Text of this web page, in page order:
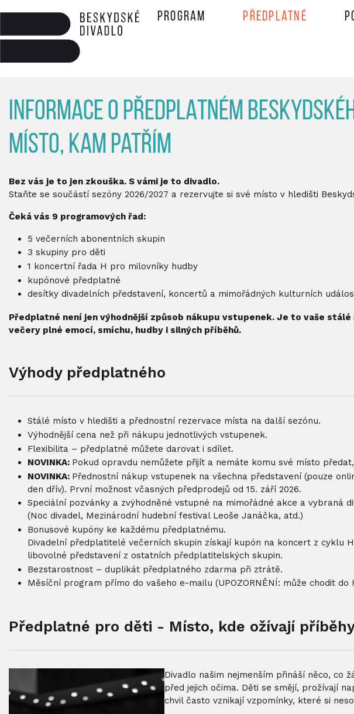
Program Předplatné
INFORMACE O PŘEDPLATNÉM
místo, kam patřím
Bez vás je to jen zkouška. S vámi je to divadlo.
Staňte se součástí sezóny 2026/2027 a rezervujte si své místo v hledišti
Čeká vás 9 programových řad:
5 večerních abonentních skupin
3 skupiny pro děti
1 koncertní řada H pro milovníky hudby
kupónové předplatné
desítky divadelních představení, koncertů a mimořádných kulturních
Předplatné není jen výhodnější způsob nákupu vstupenek. Je to vaše
večery plné emocí, smíchu, hudby i silných příběhů.
Výhody předplatného
Stálé místo v hledišti a přednostní rezervace místa na další sezónu.
Výhodnější cena než při nákupu jednotlivých vstupenek.
Flexibilita – předplatné můžete darovat i sdílet.
NOVINKA: Pokud opravdu nemůžete přijít a nemáte komu své místo
NOVINKA: Přednostní nákup vstupenek na všechna představení (pouze
den dřív). První možnost včasných předprodejů od 15. září 2026.
Speciální pozvánky a zvýhodněné vstupné na mimořádné akce a vybraná
(Noc divadel, Mezinárodní hudební festival Leoše Janáčka, atd.)
Bonusové kupóny ke každému předplatnému.
Divadelní předplatitelé večerních skupin získají kupón na koncert z cyklu
libovolné představení z ostatních předplatitelských skupin.
Bezstarostnost – duplikát předplatného zdarma při ztrátě.
Měsíční program přímo do vašeho e-mailu (UPOZORNĚNÍ: může chodit do
Předplatné pro děti - Místo, kde ožívají
Divadlo našim nejmenším přináší něco, co
před jejich očima. Děti se smějí, prožívají
chvil často vznikají vzpomínky, které si